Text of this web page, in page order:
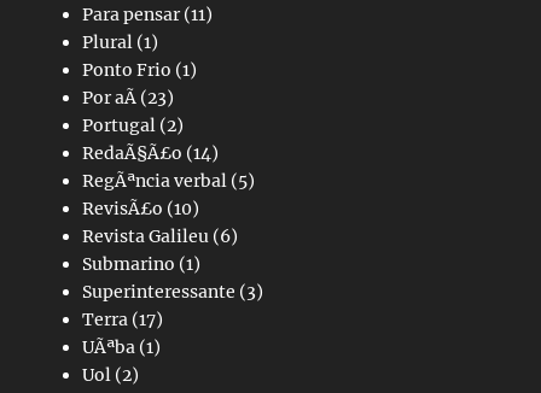
Para pensar(11)
Plural (1)
Ponto Frio (1)
Por aÃ­ (23)
Portugal (2)
RedaÃ§Ã£o (14)
RegÃªncia verbal (5)
RevisÃ£o (10)
Revista Galileu (6)
Submarino (1)
Superinteressante (3)
Terra (17)
UÃªba (1)
Uol (2)